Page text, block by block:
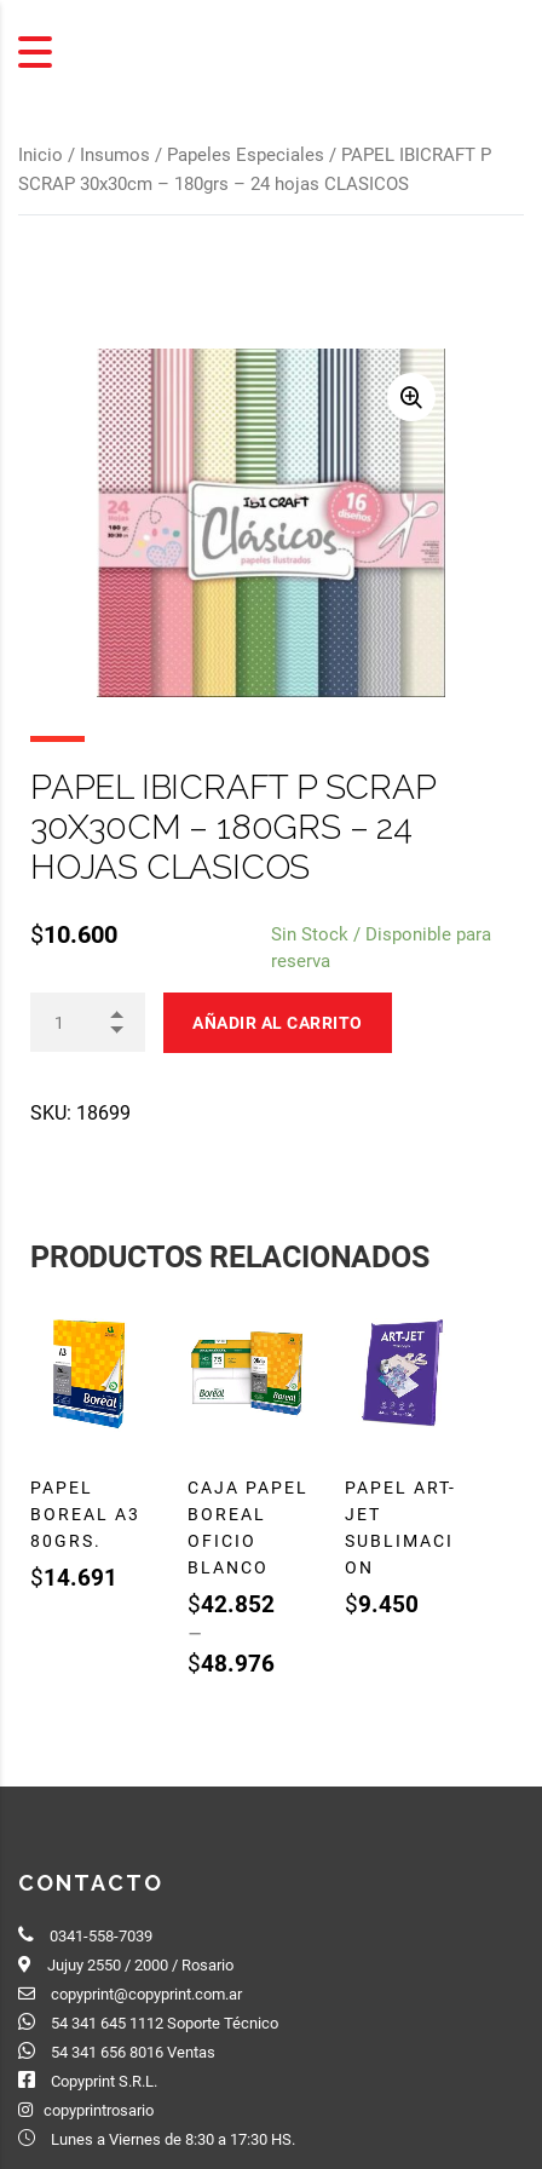
Inicio / Insumos / Papeles Especiales / PAPEL IBICRAFT P
SCRAP 30x30cm – 180grs – 24 hojas CLASICOS
PAPEL IBICRAFT P SCRAP
30X30CM – 180GRS – 24
HOJAS CLASICOS
$10.600
Sin Stock / Disponible para
reserva
AÑADIR AL CARRITO
SKU: 18699
PRODUCTOS RELACIONADOS
PAPEL
BOREAL A3
80GRS.
$14.691
CAJA PAPEL
BOREAL
OFICIO
BLANCO
$42.852
–
$48.976
PAPEL ART-
JET
SUBLIMACI
ON
$9.450
CONTACTO
0341-558-7039
Jujuy 2550 / 2000 / Rosario
copyprint@copyprint.com.ar
54 341 645 1112 Soporte Técnico
54 341 656 8016 Ventas
Copyprint S.R.L.
copyprintrosario
Lunes a Viernes de 8:30 a 17:30 HS.